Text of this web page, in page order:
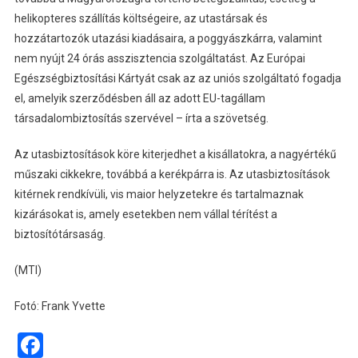
helikopteres szállítás költségeire, az utastársak és
hozzátartozók utazási kiadásaira, a poggyászkárra, valamint
nem nyújt 24 órás asszisztencia szolgáltatást. Az Európai
Egészségbiztosítási Kártyát csak az az uniós szolgáltató fogadja
el, amelyik szerződésben áll az adott EU-tagállam
társadalombiztosítás szervével – írta a szövetség.
Az utasbiztosítások köre kiterjedhet a kisállatokra, a nagyértékű
műszaki cikkekre, továbbá a kerékpárra is. Az utasbiztosítások
kitérnek rendkívüli, vis maior helyzetekre és tartalmaznak
kizárásokat is, amely esetekben nem vállal térítést a
biztosítótársaság.
(MTI)
Fotó: Frank Yvette